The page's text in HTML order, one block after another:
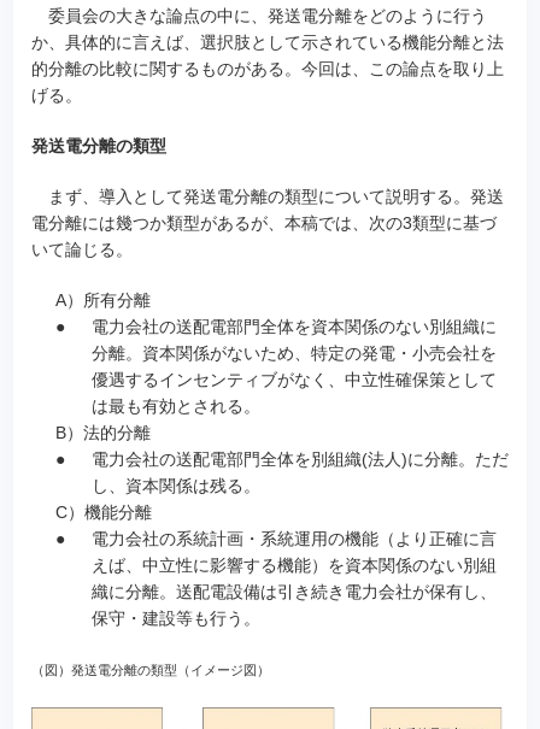
委員会の大きな論点の中に、発送電分離をどのように行う
か、具体的に言えば、選択肢として示されている機能分離と法
的分離の比較に関するものがある。今回は、この論点を取り上
げる。
発送電分離の類型
まず、導入として発送電分離の類型について説明する。発送
電分離には幾つか類型があるが、本稿では、次の3類型に基づ
いて論じる。
A） 所有分離
●
電力会社の送配電部門全体を資本関係のない別組織に
分離。資本関係がないため、特定の発電・小売会社を
優遇するインセンティブがなく、中立性確保策として
は最も有効とされる。
B） 法的分離
●
電力会社の送配電部門全体を別組織(法人)に分離。ただ
し、資本関係は残る。
C） 機能分離
●
電力会社の系統計画・系統運用の機能（より正確に言
えば、中立性に影響する機能）を資本関係のない別組
織に分離。送配電設備は引き続き電力会社が保有し、
保守・建設等も行う。
（図）発送電分離の類型（イメージ図）